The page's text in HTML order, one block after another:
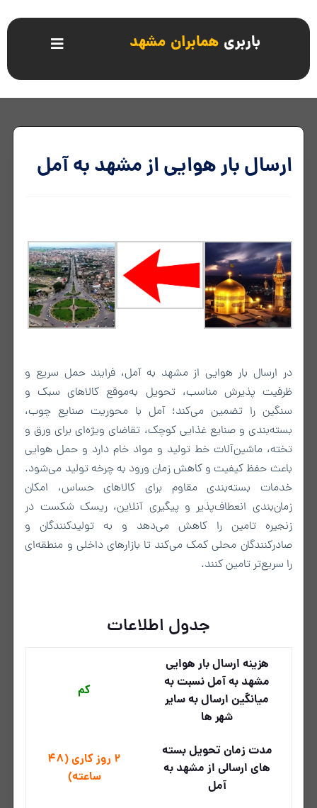
باربریهمابران مشهد
ارسال بار هوایی از مشهد به آمل
در ارسال بار هوایی از مشهد به آمل، فرایند حمل سریع و
ظرفیت پذیرش مناسب، تحویل به‌موقع کالاهای سبک و
سنگین را تضمین می‌کند؛ آمل با محوریت صنایع چوب،
بسته‌بندی و صنایع غذایی کوچک، تقاضای ویژه‌ای برای ورق و
تخته، ماشین‌آلات خط تولید و مواد خام دارد و حمل هوایی
باعث حفظ کیفیت و کاهش زمان ورود به چرخه تولید می‌شود.
خدمات بسته‌بندی مقاوم برای کالاهای حساس، امکان
زمان‌بندی انعطاف‌پذیر و پیگیری آنلاین، ریسک شکست در
زنجیره تامین را کاهش می‌دهد و به تولیدکنندگان و
صادرکنندگان محلی کمک می‌کند تا بازارهای داخلی و منطقه‌ای
را سریع‌تر تامین کنند.
جدول اطلاعات
هزینه ارسال بار هوایی
مشهد به آمل نسبت به
میانگین ارسال به سایر
شهر ها
کم
مدت زمان تحویل بسته
های ارسالی از مشهد به
آمل
2 روز کاری (48
ساعته)